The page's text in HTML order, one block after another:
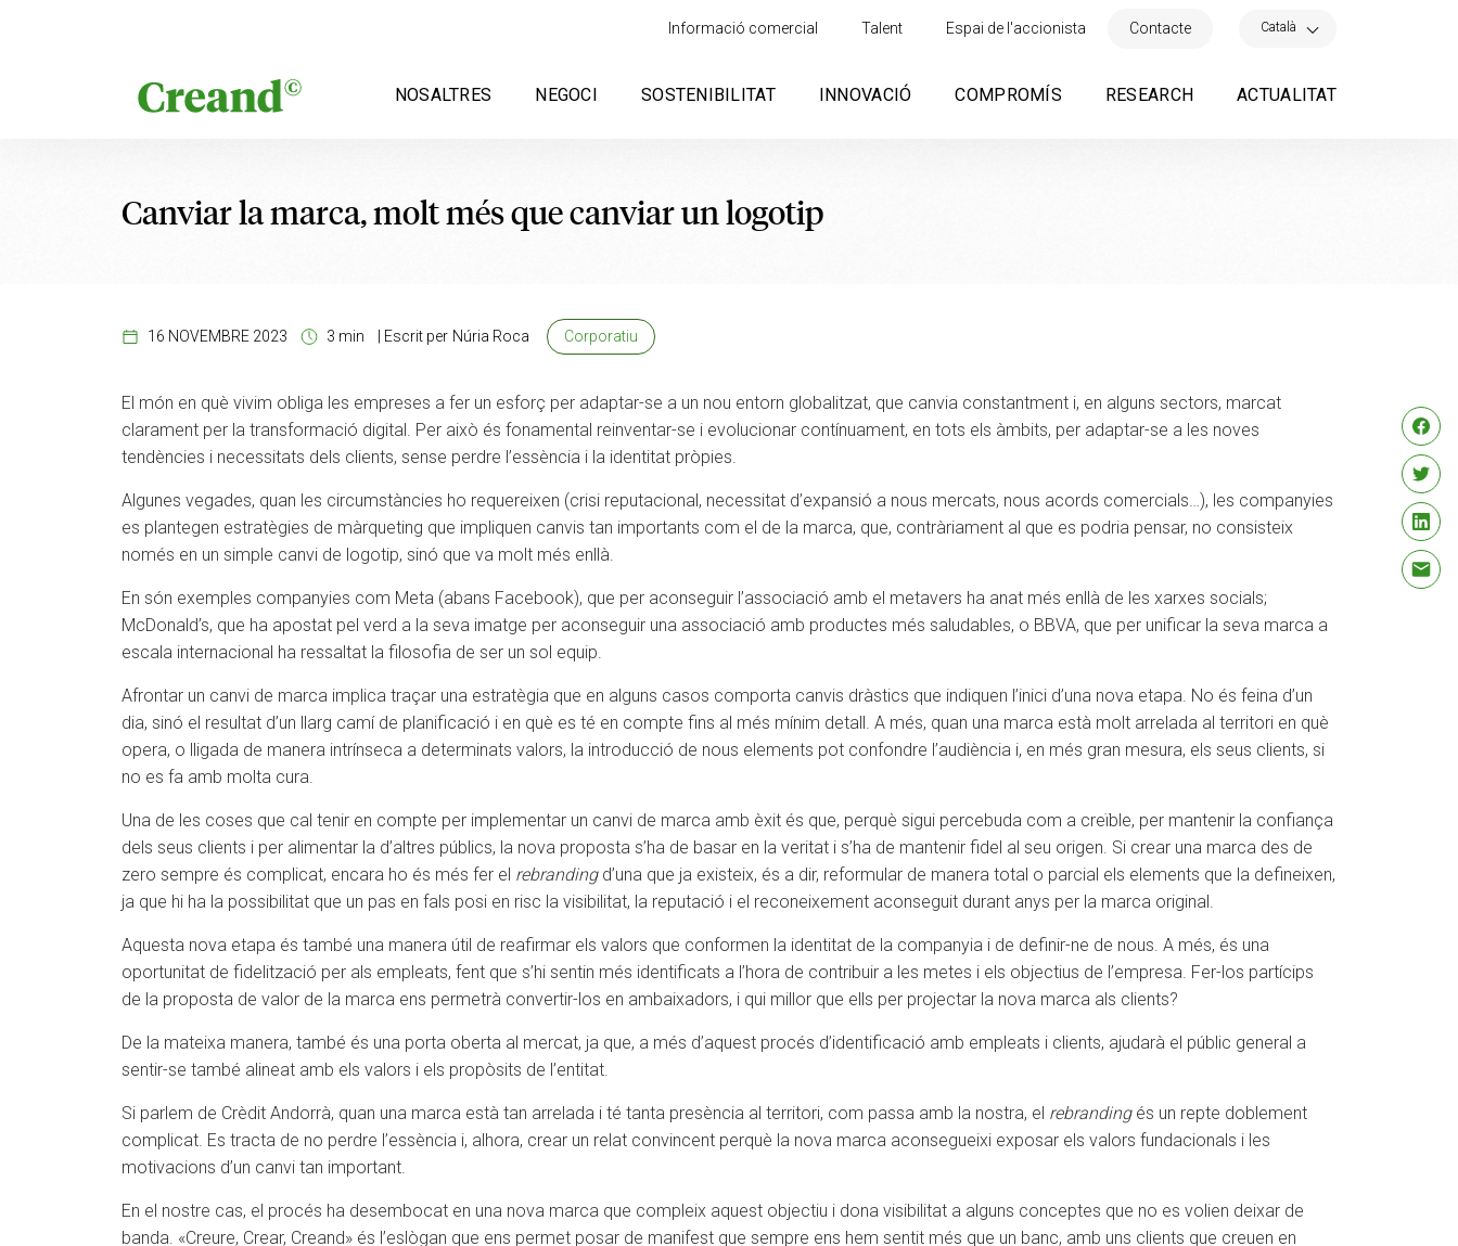
Informació comercial Talent Espai de l'accionista Contacte Català
NOSALTRES NEGOCI SOSTENIBILITAT INNOVACIÓ COMPROMÍS RESEARCH ACTUALITAT
Canviar la marca, molt més que canviar un logotip
16 NOVEMBRE 2023 3 min Escrit per Núria Roca Corporatiu
El món en què vivim obliga les empreses a fer un esforç per adaptar-se a un nou entorn globalitzat, que canvia constantment i, en alguns sectors, marcat
clarament per la transformació digital. Per això és fonamental reinventar-se i evolucionar contínuament, en tots els àmbits, per adaptar-se a les noves
tendències i necessitats dels clients, sense perdre l’essència i la identitat pròpies.
Algunes vegades, quan les circumstàncies ho requereixen (crisi reputacional, necessitat d’expansió a nous mercats, nous acords comercials…), les companyies
es plantegen estratègies de màrqueting que impliquen canvis tan importants com el de la marca, que, contràriament al que es podria pensar, no consisteix
només en un simple canvi de logotip, sinó que va molt més enllà.
En són exemples companyies com Meta (abans Facebook), que per aconseguir l’associació amb el metavers ha anat més enllà de les xarxes socials;
McDonald’s, que ha apostat pel verd a la seva imatge per aconseguir una associació amb productes més saludables, o BBVA, que per unificar la seva marca a
escala internacional ha ressaltat la filosofia de ser un sol equip.
Afrontar un canvi de marca implica traçar una estratègia que en alguns casos comporta canvis dràstics que indiquen l’inici d’una nova etapa. No és feina d’un
dia, sinó el resultat d’un llarg camí de planificació i en què es té en compte fins al més mínim detall. A més, quan una marca està molt arrelada al territori en què
opera, o lligada de manera intrínseca a determinats valors, la introducció de nous elements pot confondre l’audiència i, en més gran mesura, els seus clients, si
no es fa amb molta cura.
Una de les coses que cal tenir en compte per implementar un canvi de marca amb èxit és que, perquè sigui percebuda com a creïble, per mantenir la confiança
dels seus clients i per alimentar la d’altres públics, la nova proposta s’ha de basar en la veritat i s’ha de mantenir fidel al seu origen. Si crear una marca des de
zero sempre és complicat, encara ho és més fer el rebranding d’una que ja existeix, és a dir, reformular de manera total o parcial els elements que la defineixen,
ja que hi ha la possibilitat que un pas en fals posi en risc la visibilitat, la reputació i el reconeixement aconseguit durant anys per la marca original.
Aquesta nova etapa és també una manera útil de reafirmar els valors que conformen la identitat de la companyia i de definir-ne de nous. A més, és una
oportunitat de fidelització per als empleats, fent que s’hi sentin més identificats a l’hora de contribuir a les metes i els objectius de l’empresa. Fer-los partícips
de la proposta de valor de la marca ens permetrà convertir-los en ambaixadors, i qui millor que ells per projectar la nova marca als clients?
De la mateixa manera, també és una porta oberta al mercat, ja que, a més d’aquest procés d’identificació amb empleats i clients, ajudarà el públic general a
sentir-se també alineat amb els valors i els propòsits de l’entitat.
Si parlem de Crèdit Andorrà, quan una marca està tan arrelada i té tanta presència al territori, com passa amb la nostra, el rebrandingés un repte doblement
complicat. Es tracta de no perdre l’essència i, alhora, crear un relat convincent perquè la nova marca aconsegueixi exposar els valors fundacionals i les
motivacions d’un canvi tan important.
En el nostre cas, el procés ha desembocat en una nova marca que compleix aquest objectiu i dona visibilitat a alguns conceptes que no es volien deixar de
banda. «Creure, Crear, Creand» és l’eslògan que ens permet posar de manifest que sempre ens hem sentit més que un banc, amb uns clients que creuen en